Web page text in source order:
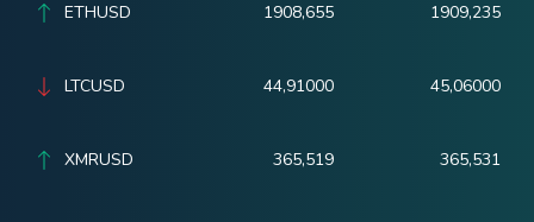
ETHUSD 1908,655 1909,235
LTCUSD 44,91000 45,06000
XMRUSD 365,519 365,531